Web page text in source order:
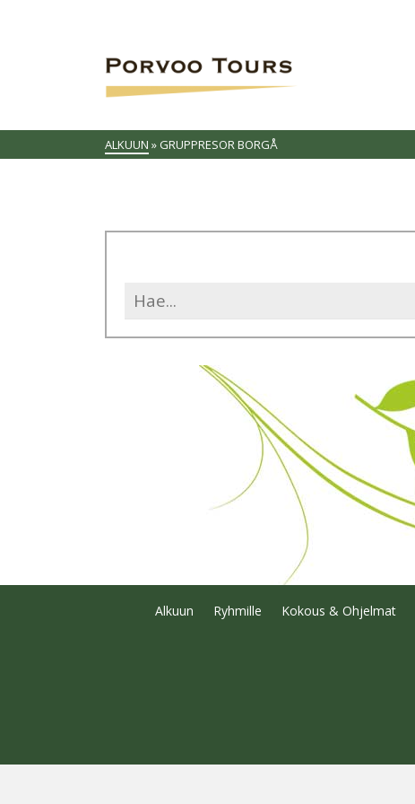
ALKUUN » GRUPPRESOR BORGÅ
Search
for:
Alkuun Ryhmille Kokous & Ohjelmat